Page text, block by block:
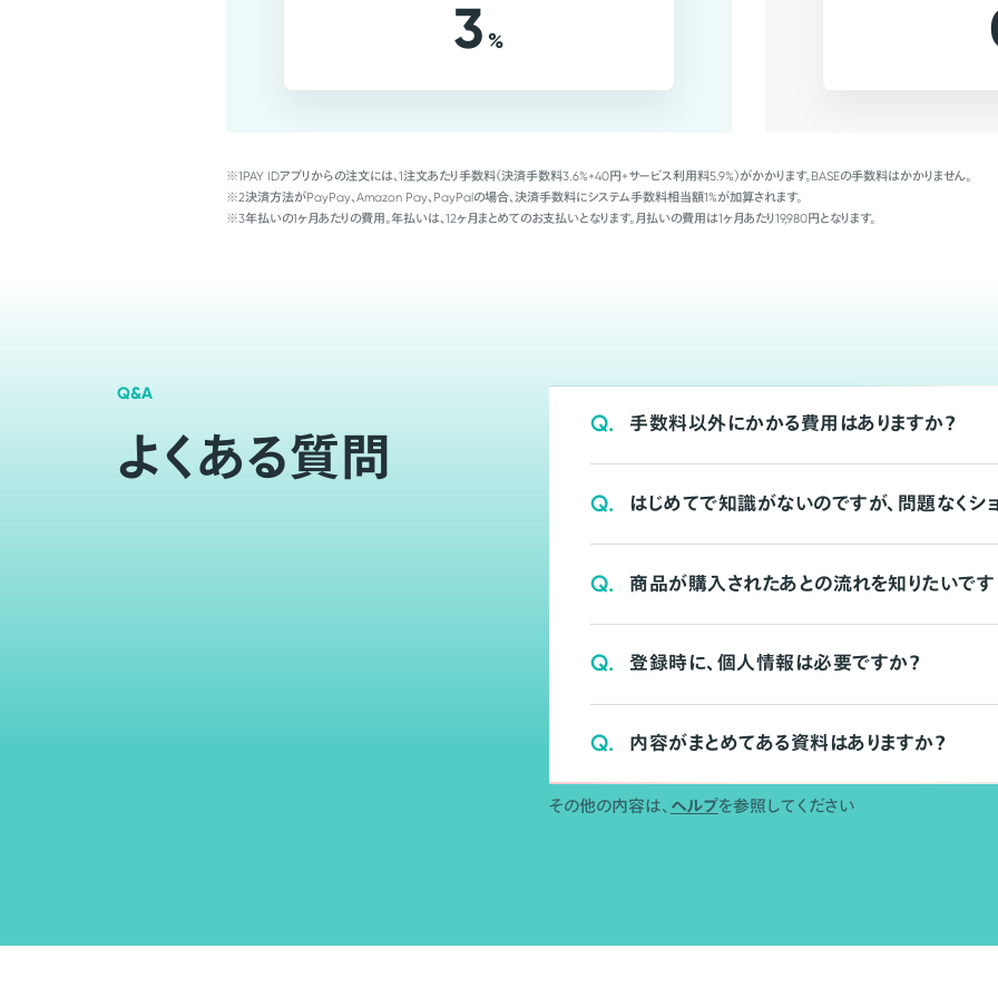
3 %
※1PAY IDアプリからの注文には、1注文あたり手数料（決済手数料3.6%+40円+サービス利用料5.9%）がかかります。BASEの手数料はかかりません。
※2決済方法がPayPay、Amazon Pay、PayPalの場合、決済手数料にシステム手数料相当額1%が加算されます。
※3年払いの1ヶ月あたりの費用。年払いは、12ヶ月まとめてのお支払いとなります。月払いの費用は1ヶ月あたり19,980円となります。
Q&A
よくある質問
Q. 手数料以外にかかる費用はありますか？
Q. はじめてで知識がないのですが、問題なくシ
Q. 商品が購入されたあとの流れを知りたいです
Q. 登録時に、個人情報は必要ですか？
Q. 内容がまとめてある資料はありますか？
その他の内容は、 ヘルプを参照してください